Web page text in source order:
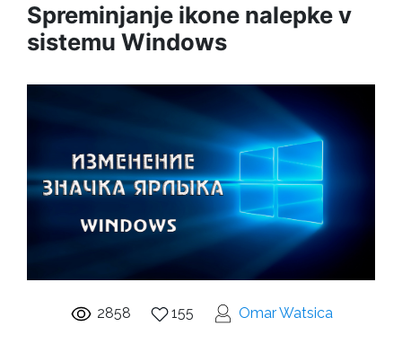
Spreminjanje ikone nalepke v
sistemu Windows
2858 155 Omar Watsica